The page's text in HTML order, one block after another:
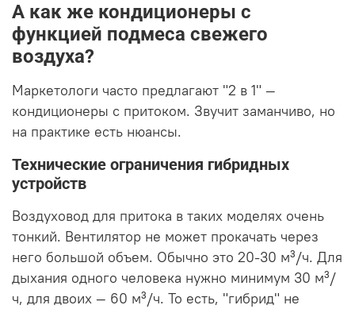
А как же кондиционеры с
функцией подмеса свежего
воздуха?
Маркетологи часто предлагают "2 в 1" —
кондиционеры с притоком. Звучит заманчиво, но
на практике есть нюансы.
Технические ограничения гибридных
устройств
Воздуховод для притока в таких моделях очень
тонкий. Вентилятор не может прокачать через
него большой объем. Обычно это 20-30 м³/ч. Для
дыхания одного человека нужно минимум 30 м³/
ч, для двоих — 60 м³/ч. То есть, "гибрид" не